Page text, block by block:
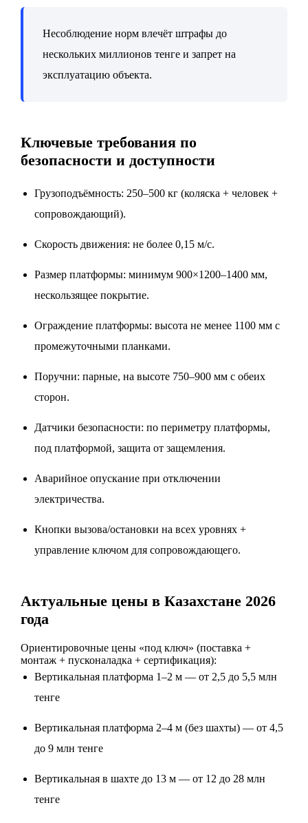
Несоблюдение норм влечёт штрафы до
нескольких миллионов тенге и запрет на
эксплуатацию объекта.
Ключевые требования по
безопасности и доступности
Грузоподъёмность: 250–500 кг (коляска + человек +
сопровождающий).
Скорость движения: не более 0,15 м/с.
Размер платформы: минимум 900×1200–1400 мм,
нескользящее покрытие.
Ограждение платформы: высота не менее 1100 мм с
промежуточными планками.
Поручни: парные, на высоте 750–900 мм с обеих
сторон.
Датчики безопасности: по периметру платформы,
под платформой, защита от защемления.
Аварийное опускание при отключении
электричества.
Кнопки вызова/остановки на всех уровнях +
управление ключом для сопровождающего.
Актуальные цены в Казахстане 2026
года
Ориентировочные цены «под ключ» (поставка +
монтаж + пусконаладка + сертификация):
Вертикальная платформа 1–2 м — от 2,5 до 5,5 млн
тенге
Вертикальная платформа 2–4 м (без шахты) — от 4,5
до 9 млн тенге
Вертикальная в шахте до 13 м — от 12 до 28 млн
тенге